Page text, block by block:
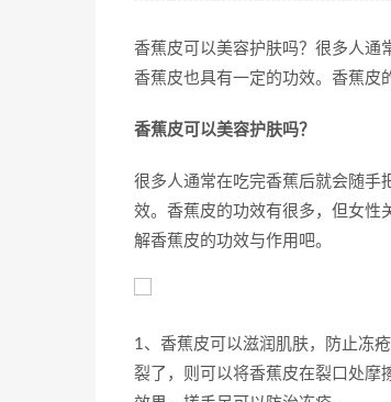
香蕉皮可以美容护肤吗？很多人通
香蕉皮也具有一定的功效。香蕉皮
香蕉皮可以美容护肤吗？
很多人通常在吃完香蕉后就会随手
效。香蕉皮的功效有很多，但女性
解香蕉皮的功效与作用吧。
1、香蕉皮可以滋润肌肤，防止冻
裂了，则可以将香蕉皮在裂口处摩